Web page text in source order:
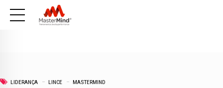
LIDERANÇA LINCE MASTERMIND